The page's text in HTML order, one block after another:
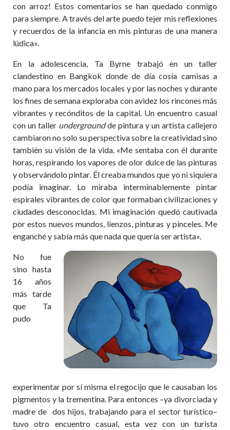
con arroz! Estos comentarios se han quedado conmigo
para siempre. A través del arte puedo tejer mis reflexiones
y recuerdos de la infancia en mis pinturas de una manera
lúdica».
En la adolescencia, Ta Byrne trabajó en un taller
clandestino en Bangkok donde de día cosía camisas a
mano para los mercados locales y por las noches y durante
los fines de semana exploraba con avidez los rincones más
vibrantes y recónditos de la capital. Un encuentro casual
con un taller undergroundde pintura y un artista callejero
cambiaron no solo su perspectiva sobre la creatividad sino
también su visión de la vida. «Me sentaba con él durante
horas, respirando los vapores de olor dulce de las pinturas
y observándolo pintar. Él creaba mundos que yo ni siquiera
podía imaginar. Lo miraba interminablemente pintar
espirales vibrantes de color que formaban civilizaciones y
ciudades desconocidas. Mi imaginación quedó cautivada
por estos nuevos mundos, lienzos, pinturas y pinceles. Me
enganché y sabía más que nada que quería ser artista».
No fue
sino hasta
16 años
más tarde
que Ta
pudo
experimentar por sí misma el regocijo que le causaban los
pigmentos y la trementina. Para entonces –ya divorciada y
madre de dos hijos, trabajando para el sector turístico–
tuvo otro encuentro casual, esta vez con un turista